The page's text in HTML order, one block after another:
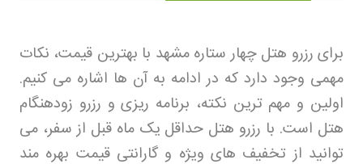
برای رزرو هتل چهار ستاره مشهد با بهترین قیمت، نکات
مهمی وجود دارد که در ادامه به آن ها اشاره می کنیم.
اولین و مهم ترین نکته، برنامه ریزی و رزرو زودهنگام
هتل است. با رزرو هتل حداقل یک ماه قبل از سفر، می
توانید از تخفیف های ویژه و گارانتی قیمت بهره مند